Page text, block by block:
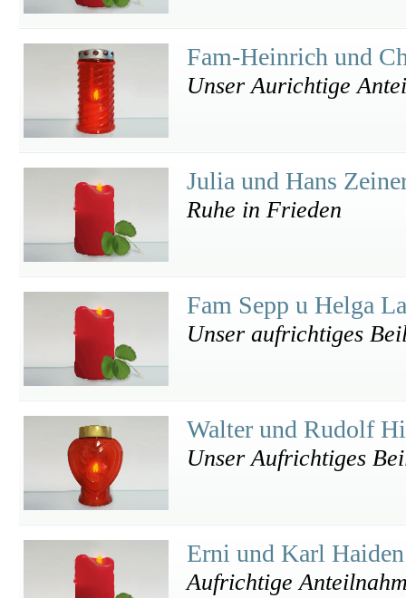
Fam-Heinrich und
Unser Aurichtige
Julia und Hans
Ruhe in Frieden
Fam Sepp u Helga
Unser aufrichtiges
Walter und Rudolf
Unser Aufrichtiges
Erni und Karl
Aufrichtige